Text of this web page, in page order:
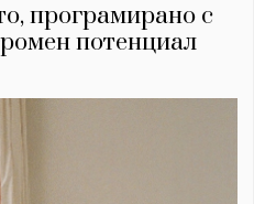
програмирано с
потенциал